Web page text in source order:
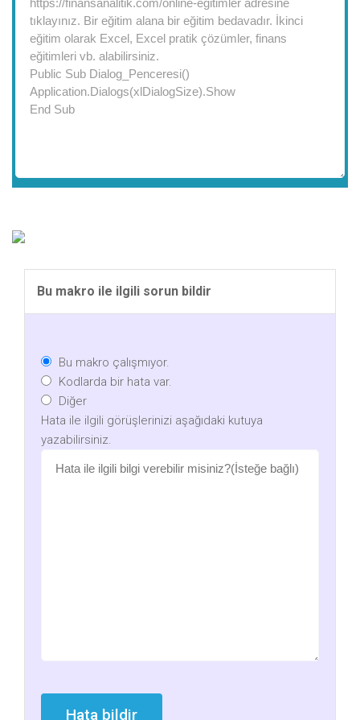
Bu makro ile ilgili sorun bildir
Bu makro çalışmıyor.
Kodlarda bir hata var.
Diğer
Hata ile ilgili görüşlerinizi aşağıdaki kutuya
yazabilirsiniz.
Hata bildir